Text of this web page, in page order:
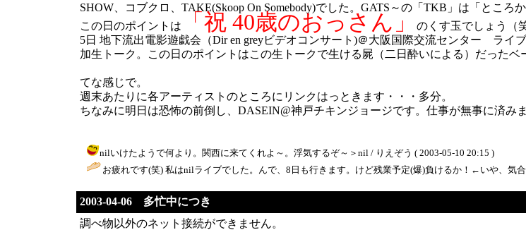
SHOW、コブクロ、TAKE(Skoop On Somebody)でした。GATS～の「TKB」は「ところ
この日のポイントは
「祝 40歳のおっさん」
のくす玉でしょう（
5日 地下流出電影遊戯会（Dir en greyビデオコンサート)＠大阪国際交流センター ライ
加生トーク。この日のポイントはこの生トークで生ける屍（二日酔いによる）だった
てな感じで。
週末あたりに各アーティストのところにリンクはっときます・・・多分。
ちなみに明日は恐怖の前倒し、DASEIN@神戸チキンジョージです。仕事が無事に済み
nilいけたようで何より。関西に来てくれよ～。浮気するぞ～＞nil / りえぞう ( 2003-05-10 20:15 )
お疲れです(笑) 私はnilライブでした。んで、8日も行きます。けど残業予定(爆)負けるか！←いや、気
2003-04-06 多忙中につき
調べ物以外のネット接続ができません。